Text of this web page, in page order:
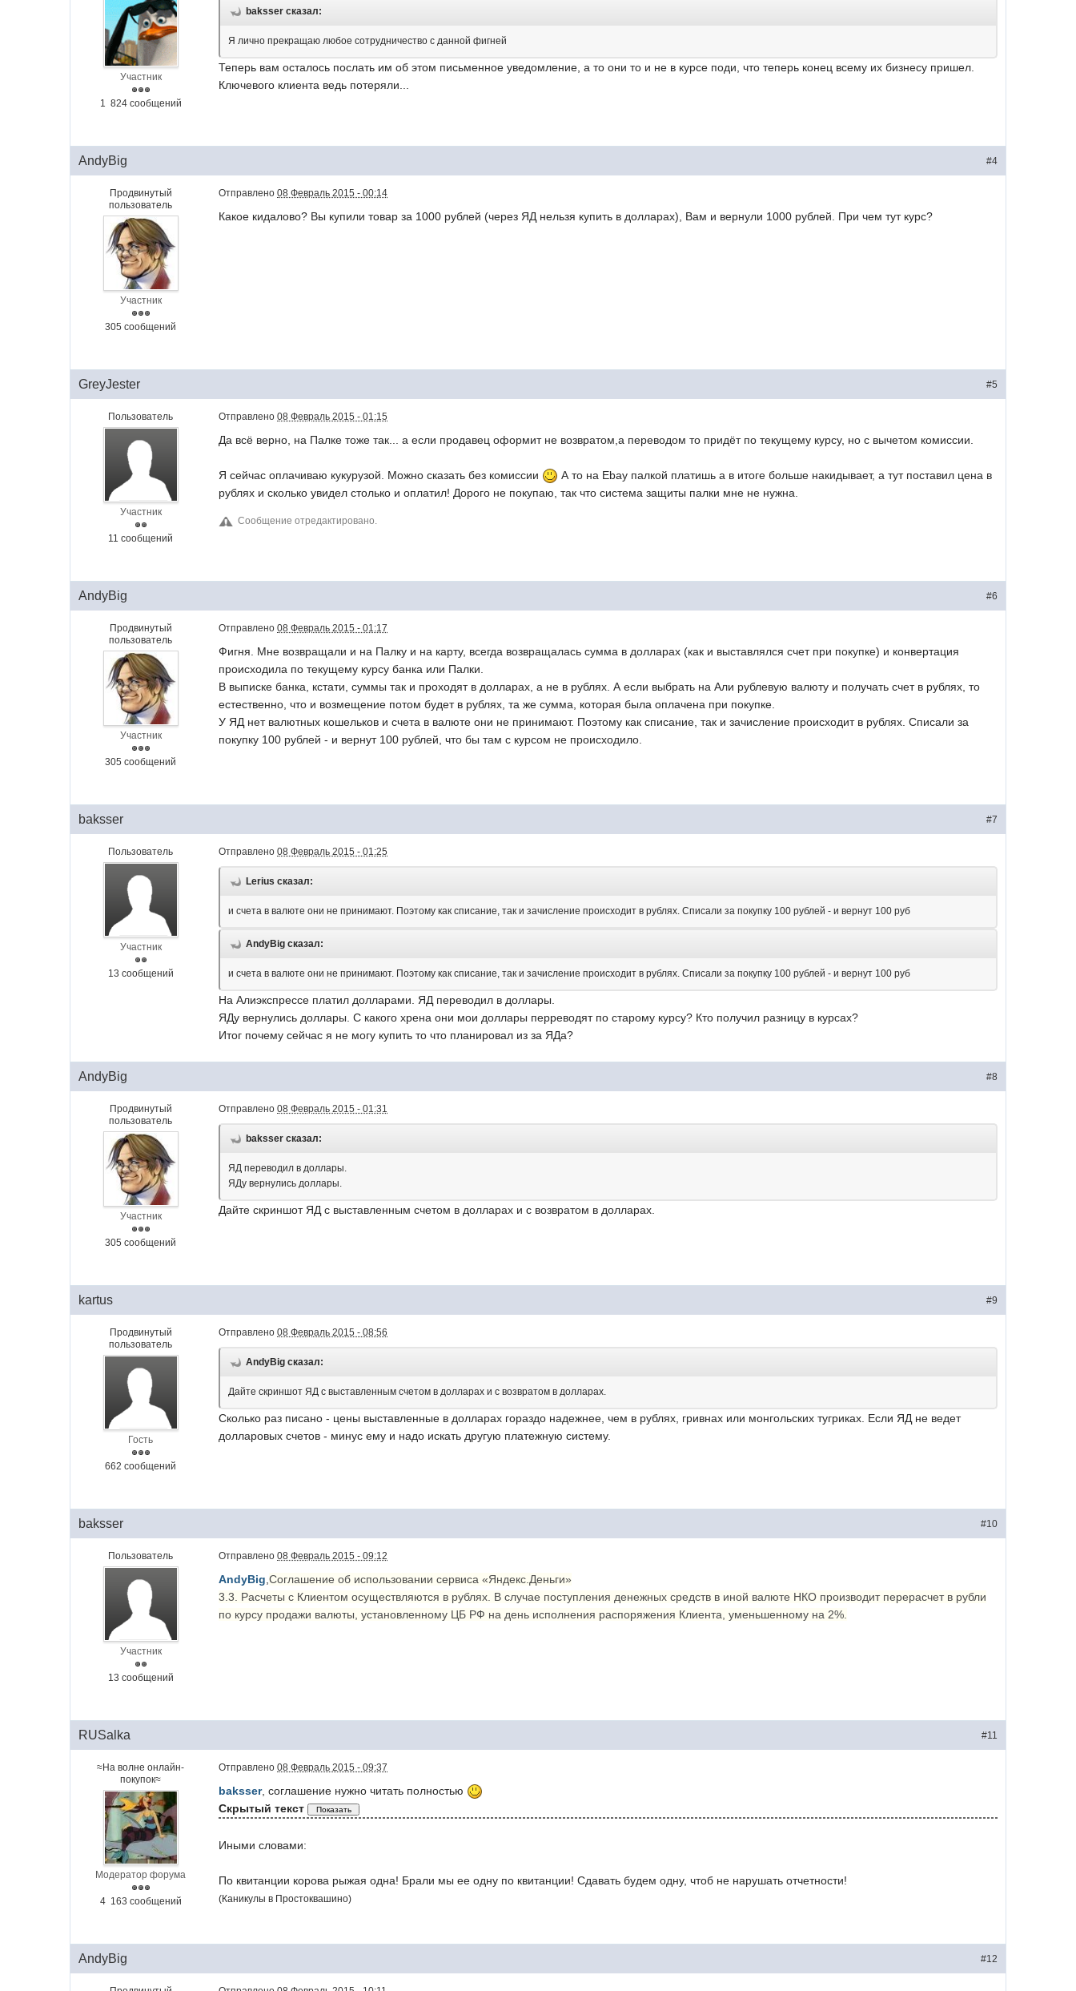
Участник
1 824 сообщений
baksser сказал:
Я лично прекращаю любое сотрудничество с данной фигней
Теперь вам осталось послать им об этом письменное уведомление, а то они то и не в курсе поди, что теперь конец всему их бизнесу пришел.
Ключевого клиента ведь потеряли...
#4
AndyBig
Продвинутый
пользователь
Участник
305 сообщений
Отправлено08 Февраль 2015 - 00:14
Какое кидалово? Вы купили товар за 1000 рублей (через ЯД нельзя купить в долларах), Вам и вернули 1000 рублей. При чем тут курс?
#5
GreyJester
Пользователь
Участник
11 сообщений
Отправлено08 Февраль 2015 - 01:15
Да всё верно, на Палке тоже так... а если продавец оформит не возвратом,а переводом то придёт по текущему курсу, но с вычетом комиссии.
Я сейчас оплачиваю кукурузой. Можно сказать без комиссии
А то на Ebay палкой платишь а в итоге больше накидывает, а тут поставил цена в
рублях и сколько увидел столько и оплатил! Дорого не покупаю, так что система защиты палки мне не нужна.
Сообщение отредактировано.
#6
AndyBig
Продвинутый
пользователь
Участник
305 сообщений
Отправлено08 Февраль 2015 - 01:17
Фигня. Мне возвращали и на Палку и на карту, всегда возвращалась сумма в долларах (как и выставлялся счет при покупке) и конвертация
происходила по текущему курсу банка или Палки.
В выписке банка, кстати, суммы так и проходят в долларах, а не в рублях. А если выбрать на Али рублевую валюту и получать счет в рублях, то
естественно, что и возмещение потом будет в рублях, та же сумма, которая была оплачена при покупке.
У ЯД нет валютных кошельков и счета в валюте они не принимают. Поэтому как списание, так и зачисление происходит в рублях. Списали за
покупку 100 рублей - и вернут 100 рублей, что бы там с курсом не происходило.
#7
baksser
Пользователь
Участник
13 сообщений
Отправлено08 Февраль 2015 - 01:25
Lerius сказал:
и счета в валюте они не принимают. Поэтому как списание, так и зачисление происходит в рублях. Списали за покупку 100 рублей - и вернут 100 руб
AndyBig сказал:
и счета в валюте они не принимают. Поэтому как списание, так и зачисление происходит в рублях. Списали за покупку 100 рублей - и вернут 100 руб
На Алиэкспрессе платил долларами. ЯД переводил в доллары.
ЯДу вернулись доллары. С какого хрена они мои доллары перреводят по старому курсу? Кто получил разницу в курсах?
Итог почему сейчас я не могу купить то что планировал из за ЯДа?
#8
AndyBig
Продвинутый
пользователь
Участник
305 сообщений
Отправлено08 Февраль 2015 - 01:31
baksser сказал:
ЯД переводил в доллары.
ЯДу вернулись доллары.
Дайте скриншот ЯД с выставленным счетом в долларах и с возвратом в долларах.
#9
kartus
Продвинутый
пользователь
Гость
662 сообщений
Отправлено08 Февраль 2015 - 08:56
AndyBig сказал:
Дайте скриншот ЯД с выставленным счетом в долларах и с возвратом в долларах.
Сколько раз писано - цены выставленные в долларах гораздо надежнее, чем в рублях, гривнах или монгольских тугриках. Если ЯД не ведет
долларовых счетов - минус ему и надо искать другую платежную систему.
#10
baksser
Пользователь
Участник
13 сообщений
Отправлено08 Февраль 2015 - 09:12
AndyBig ,Соглашение об использовании сервиса «Яндекс.Деньги»
3.3. Расчеты с Клиентом осуществляются в рублях. В случае поступления денежных средств в иной валюте НКО производит перерасчет в рубли
по курсу продажи валюты, установленному ЦБ РФ на день исполнения распоряжения Клиента, уменьшенному на 2%.
#11
RUSalka
≈На волне онлайн-
покупок≈
Модератор форума
4 163 сообщений
Отправлено08 Февраль 2015 - 09:37
baksser, соглашение нужно читать полностью
Скрытый текст
Иными словами:
По квитанции корова рыжая одна! Брали мы ее одну по квитанции! Сдавать будем одну, чтоб не нарушать отчетности!
(Каникулы в Простоквашино)
#12
AndyBig